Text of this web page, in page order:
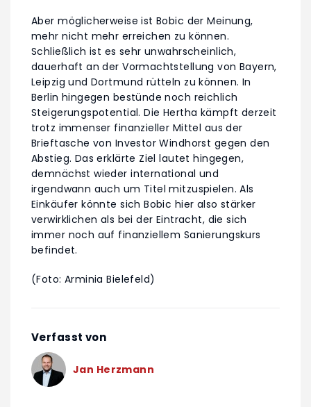
Aber möglicherweise ist Bobic der Meinung,
mehr nicht mehr erreichen zu können.
Schließlich ist es sehr unwahrscheinlich,
dauerhaft an der Vormachtstellung von Bayern,
Leipzig und Dortmund rütteln zu können. In
Berlin hingegen bestünde noch reichlich
Steigerungspotential. Die Hertha kämpft derzeit
trotz immenser finanzieller Mittel aus der
Brieftasche von Investor Windhorst gegen den
Abstieg. Das erklärte Ziel lautet hingegen,
demnächst wieder international und
irgendwann auch um Titel mitzuspielen. Als
Einkäufer könnte sich Bobic hier also stärker
verwirklichen als bei der Eintracht, die sich
immer noch auf finanziellem Sanierungskurs
befindet.
(Foto: Arminia Bielefeld)
Verfasst von
Jan Herzmann